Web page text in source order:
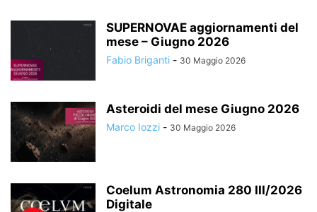
SUPERNOVAE aggiornamenti del
mese – Giugno 2026
Fabio Briganti - 30 Maggio 2026
Asteroidi del mese Giugno 2026
Marco Iozzi - 30 Maggio 2026
Coelum Astronomia 280 III/2026
Digitale